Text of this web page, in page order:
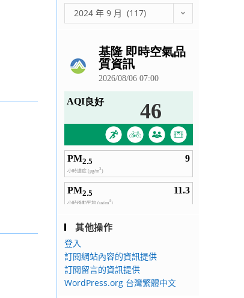
整
2024 年 9 月 (117)
其他操作
登入
訂閱網站內容的資訊提供
訂閱留言的資訊提供
WordPress.org 台灣繁體中文